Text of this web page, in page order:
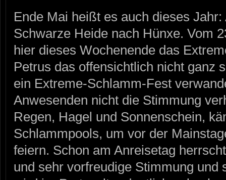
Ende Mai heißt es auch dieses
Schwarze Heide nach Hünxe. Vom
hier dieses Wochenende das
Petrus das offensichtlich nicht ganz
ein Extreme-Schlamm-Fest
Anwesenden nicht die Stimmung
Regen, Hagel und Sonnenschein,
Schlammpools, um vor der
feiern. Schon am Anreisetag
und sehr vorfreudige Stimmung und